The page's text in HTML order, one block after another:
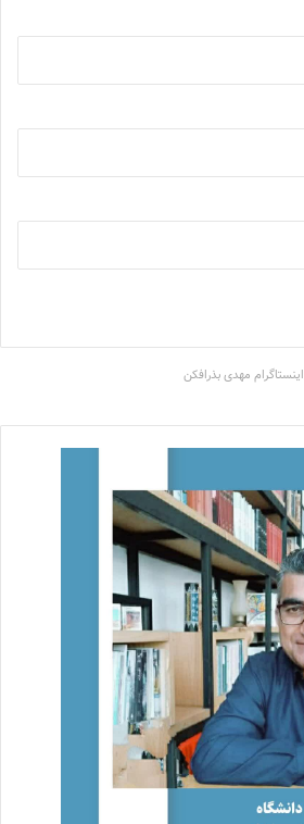
اینستاگرام مهدی بذرافکن